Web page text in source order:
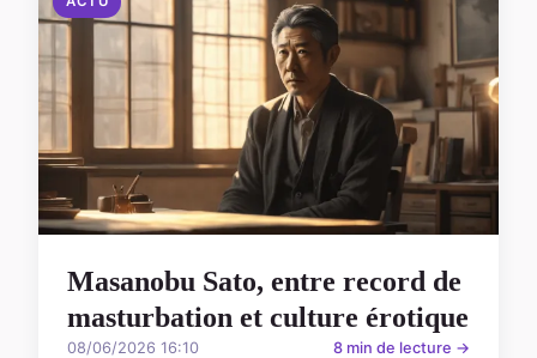
Masanobu Sato, entre record de
masturbation et culture érotique
08/06/2026 16:10 8 min de lecture →